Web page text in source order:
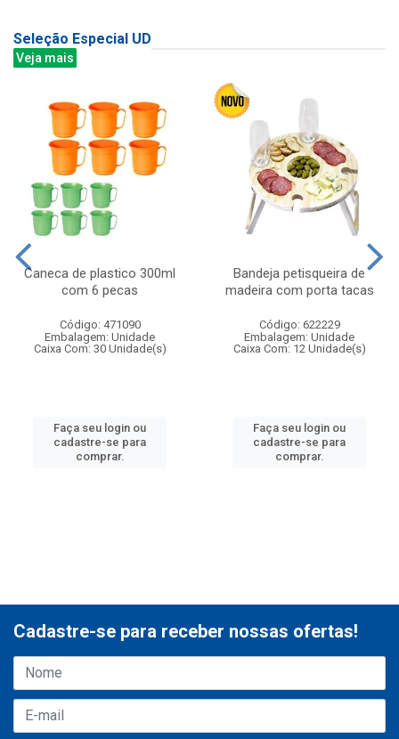
Seleção Especial UD
Veja mais
Caneca de plastico 300ml
com 6 pecas
Código: 471090
Embalagem: Unidade
Caixa Com: 30 Unidade(s)
Faça seu login ou
cadastre-se para
comprar.
Bandeja petisqueira de
madeira com porta tacas
Código: 622229
Embalagem: Unidade
Caixa Com: 12 Unidade(s)
Faça seu login ou
cadastre-se para
comprar.
Cadastre-se para receber nossas ofertas!